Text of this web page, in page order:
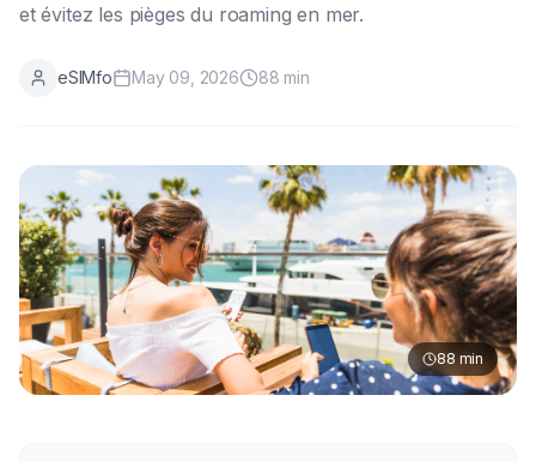
et évitez les pièges du roaming en mer.
eSIMfo May 09, 2026 88 min
88 min